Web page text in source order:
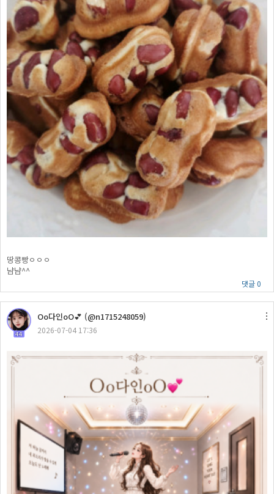
땅콩빵ㅇㅇㅇ
냠냠^^
댓글 0
44
Oo다인oO💕 (@n1715248059)
2026-07-04 17:36